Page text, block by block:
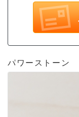
パワーストーン